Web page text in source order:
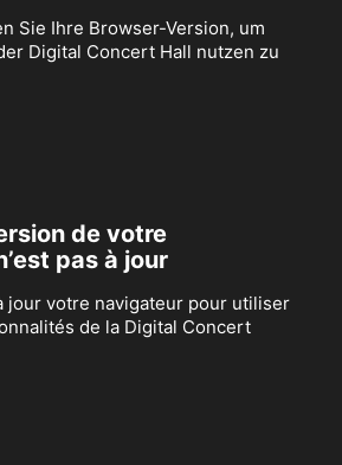
Sie Ihre Browser-Version, um
Digital Concert Hall nutzen zu
de votre
pas à jour
jour votre navigateur pour utiliser
de la Digital Concert